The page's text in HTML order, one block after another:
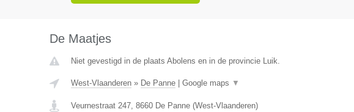
De Maatjes
Niet gevestigd in de plaats Abolens en in de provincie Luik.
West-Vlaanderen» De Panne| Google maps ▼
Veurnestraat 247, 8660 De Panne(West-Vlaanderen)